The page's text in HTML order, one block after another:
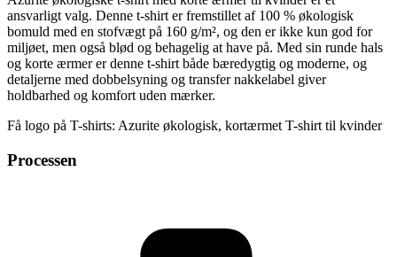
ansvarligt valg. Denne t-shirt er fremstillet af 100 % økologisk
bomuld med en stofvægt på 160 g/m², og den er ikke kun god for
miljøet, men også blød og behagelig at have på. Med sin runde hals
og korte ærmer er denne t-shirt både bæredygtig og moderne, og
detaljerne med dobbelsyning og transfer nakkelabel giver
holdbarhed og komfort uden mærker.
Få logo på T-shirts: Azurite økologisk, kortærmet T-shirt til kvinder
Processen